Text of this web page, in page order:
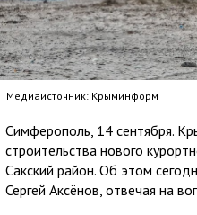
Медиаисточник: Крыминформ
Симферополь, 14 сентября.
строительства нового
Сакский район. Об этом
Сергей Аксёнов, отвечая на